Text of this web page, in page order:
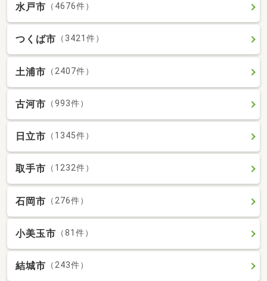
水戸市 （4676件）
つくば市 （3421件）
土浦市 （2407件）
古河市 （993件）
日立市 （1345件）
取手市 （1232件）
石岡市 （276件）
小美玉市 （81件）
結城市 （243件）